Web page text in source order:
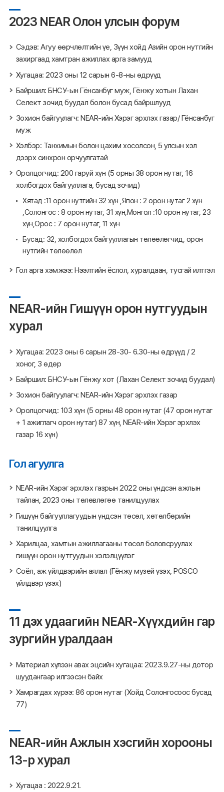
2023 NEAR Олон улсын форум
Сэдэв: Агуу өөрчлөлтийн үе, Зүүн хойд Азийн орон нутгийн
захиргаад хамтран ажиллах арга замууд
Хугацаа: 2023 оны 12 сарын 6-8-ны өдрүүд
Байршил: БНСУ-ын Гёнсанбүг муж, Гёнжу хотын Лахан
Селект зочид буудал болон бусад байршлууд
Зохион байгуулагч: NEAR-ийн Хэрэг эрхлэх газар/ Гёнсанбүг
муж
Хэлбэр: Танхимын болон цахим хосолсон, 5 улсын хэл
дээрх синхрон орчуулгатай
Оролцогчид: 200 гаруй хүн (5 орны 38 орон нутаг, 16
холбогдох байгууллага, бусад зочид)
Хятад :11 орон нутгийн 32 хүн ,Япон : 2 орон нутаг 2 хүн
,Солонгос : 8 орон нутаг, 31 хүн,Монгол :10 орон нутаг, 23
хүн,Орос : 7 орон нутаг, 11 хүн
Бусад: 32, холбогдох байгууллагын төлөөлөгчид, орон
нутгийн төлөөлөл
Гол арга хэмжээ: Нээлтийн ёслол, хуралдаан, тусгай илтгэл
NEAR-ийн Гишүүн орон нутгуудын
хурал
Хугацаа: 2023 оны 6 сарын 28-30- 6.30-ны өдрүүд / 2
хоног, 3 өдөр
Байршил: БНСУ-ын Гёнжу хот (Лахан Селект зочид буудал)
Зохион байгуулагч: NEAR-ийн Хэрэг эрхлэх газар
Оролцогчид: 103 хүн (5 орны 48 орон нутаг (47 орон нутаг
+ 1 ажиглагч орон нутаг) 87 хүн, NEAR-ийн Хэрэг эрхлэх
газар 16 хүн)
Гол агуулга
NEAR-ийн Хэрэг эрхлэх газрын 2022 оны үндсэн ажлын
тайлан, 2023 оны төлөвлөгөө танилцуулах
Гишүүн байгууллагуудын үндсэн төсөл, хөтөлбөрийн
танилцуулга
Харилцаа, хамтын ажиллагааны төсөл боловсруулах
гишүүн орон нутгуудын хэлэлцүүлэг
Соёл, аж үйлдвэрийн аялал (Гёнжу музей үзэх, POSCO
үйлдвэр үзэх)
11 дэх удаагийн NEAR-Хүүхдийн гар
зургийн уралдаан
Материал хүлээн авах эцсийн хугацаа: 2023.9.27-ны дотор
шуудангаар илгээсэн байх
Хамрагдах хүрээ: 86 орон нутаг (Хойд Солонгосоос бусад
77)
NEAR-ийн Ажлын хэсгийн хорооны
13-р хурал
Хугацаа : 2022.9.21.